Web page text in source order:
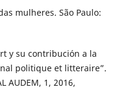
mulheres. São Paulo:
y su contribución a la
politique et litteraire”.
AUDEM, 1, 2016,